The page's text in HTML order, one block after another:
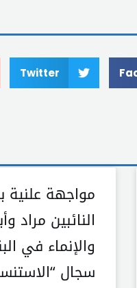
Twitter
مواجهة علنية
النائبين مراد
والإنماء في
سجال